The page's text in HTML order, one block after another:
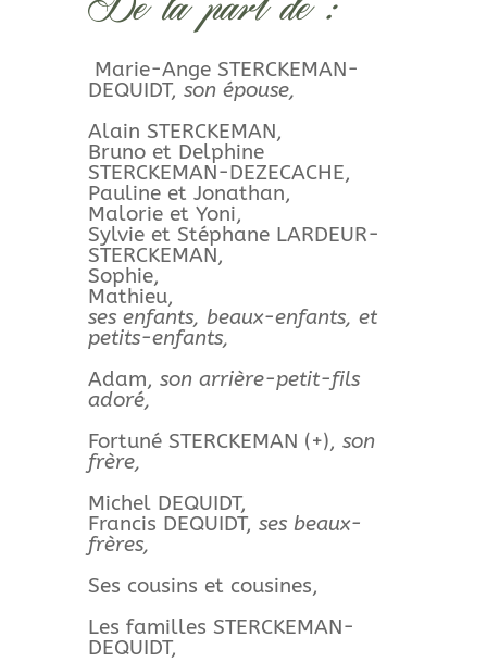
Marie-Ange STERCKEMAN-
DEQUIDT, son épouse,
Alain STERCKEMAN,
Bruno et Delphine
STERCKEMAN-DEZECACHE,
Pauline et Jonathan,
Malorie et Yoni,
Sylvie et Stéphane LARDEUR-
STERCKEMAN,
Sophie,
Mathieu,
ses enfants, beaux-enfants, et
petits-enfants,
Adam, son arrière-petit-fils
adoré,
Fortuné STERCKEMAN (+), son
frère,
Michel DEQUIDT,
Francis DEQUIDT, ses beaux-
frères,
Ses cousins et cousines,
Les familles STERCKEMAN-
DEQUIDT,